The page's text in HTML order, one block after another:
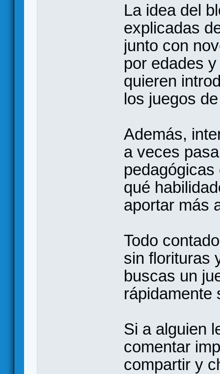
La idea del
explicadas
junto con
por edades
quieren
los juegos
Además,
a veces
qué
aportar más
Todo
sin florituras
buscas un
rápidamente
Si a alguien
comentar
compartir y